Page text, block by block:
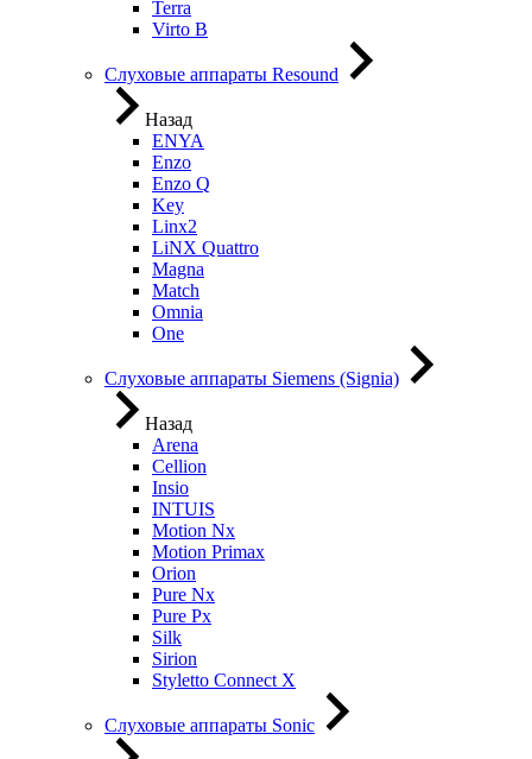
Terra
Virto B
Слуховые аппараты Resound
Назад
ENYA
Enzo
Enzo Q
Key
Linx2
LiNX Quattro
Magna
Match
Omnia
One
Слуховые аппараты Siemens (Signia)
Назад
Arena
Cellion
Insio
INTUIS
Motion Nx
Motion Primax
Orion
Pure Nx
Pure Px
Silk
Sirion
Styletto Connect X
Слуховые аппараты Sonic